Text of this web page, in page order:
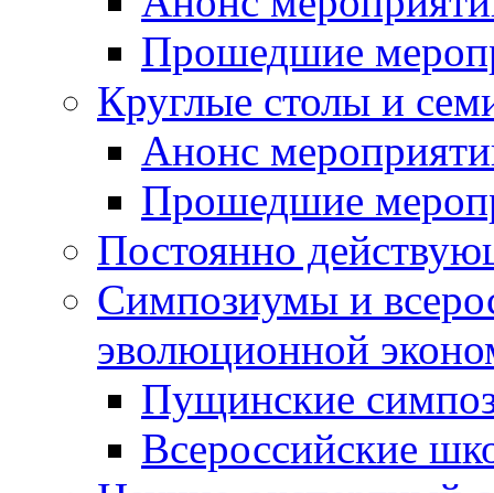
Прошедшие
Круглые столы и
Анонс
Прошедшие
Постоянно
Симпозиумы и
эволюционной
Пущинские
Всероссийские